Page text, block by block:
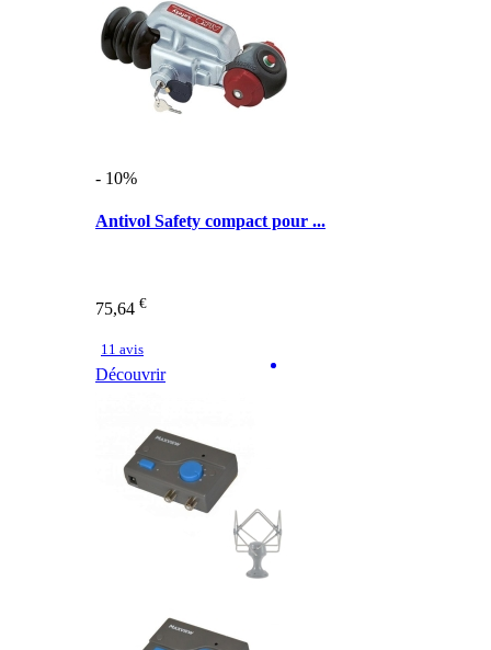
- 10%
Antivol Safety compact pour ...
75,64 €
11 avis
Découvrir